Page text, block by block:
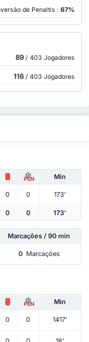
de Penaltis : 67%
89/ 403 Jogadores
116/ 403 Jogadores
PEN Min
0 0 173'
0 0 173'
Marcações / 90 min
0 Marcações
PEN Min
0 0 1417'